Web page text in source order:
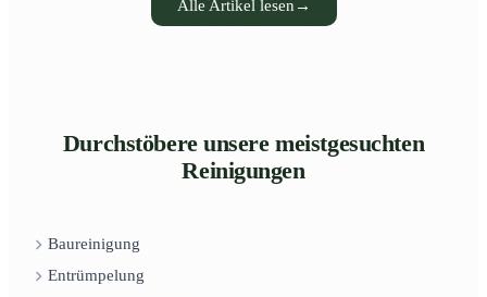
Alle Artikel lesen →
Durchstöbere unsere meistgesuchten
Reinigungen
Baureinigung
Entrümpelung